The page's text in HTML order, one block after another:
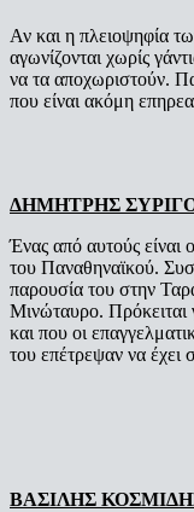
Αν και η πλειοψηφία
αγωνίζονται χωρίς
να τα αποχωριστούν.
που είναι ακόμη
ΔΗΜΗΤΡΗΣ
Ένας από αυτούς είναι
του Παναθηναϊκού.
παρουσία του στην
Μινώταυρο. Πρόκειται
και που οι
του επέτρεψαν να έχει
ΒΑΣΙΛΗΣ